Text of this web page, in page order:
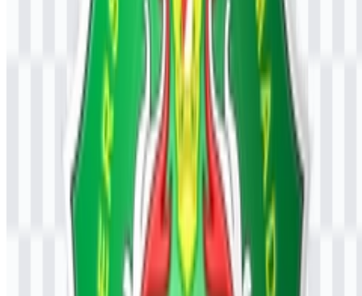
Format file apa saja yang tersedia?
Format yang tersedia adalah PNG dan SVG.
Jenis institusi apa itu Universitas Jenderal Achmad
Yani (UNJANI)?
UNJANI adalah perguruan tinggi swasta di Indonesia yang
menyediakan pilihan studi dari jenjang diploma hingga doktor,
termasuk program profesi dan spesialis.
Apa makna visual logo ini?
Emblem ini menggunakan bentuk perisai dan elemen visual yang
dikaitkan dengan patriotisme, pendidikan, kepemimpinan, disiplin,
integritas, dan pengabdian kepada bangsa.
Mengapa versi SVG bermanfaat?